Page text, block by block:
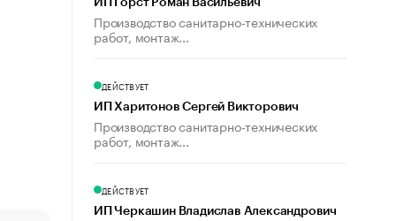
ИП Горст Роман Васильевич
Производство санитарно-технических
работ, монтаж...
ДЕЙСТВУЕТ
ИП Харитонов Сергей Викторович
Производство санитарно-технических
работ, монтаж...
ДЕЙСТВУЕТ
ИП Черкашин Владислав Александрович